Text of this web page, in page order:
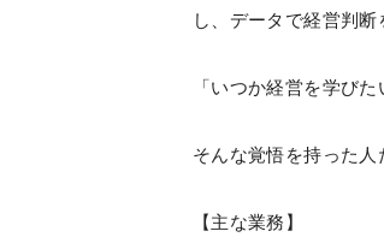
し、データで経営判
「いつか経営を学び
そんな覚悟を持った人
【主な業務】